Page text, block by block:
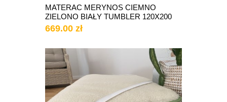
MATERAC MERYNOS CIEMNO
ZIELONO BIAŁY TUMBLER 120X200
669.00 zł